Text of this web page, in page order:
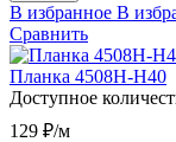
В избранное В
Сравнить
Планка 4508H-H40
Доступное
129 ₽/м